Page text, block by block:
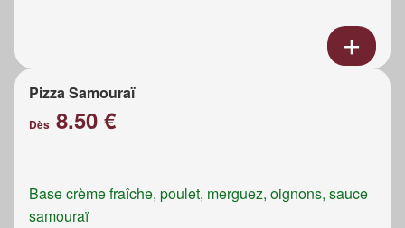
Pizza Samouraï
Dès 8.50 €
Base crème fraîche, poulet, merguez, oignons, sauce
samouraï